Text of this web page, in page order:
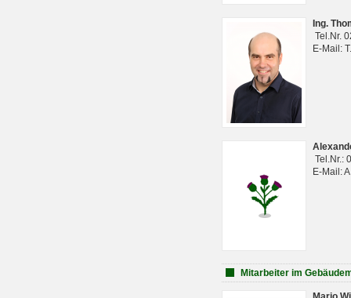
Ing.
Tel.Nr.
E-Mail:
Tel.Nr.:
E-Mail:
Mitarbeiter im